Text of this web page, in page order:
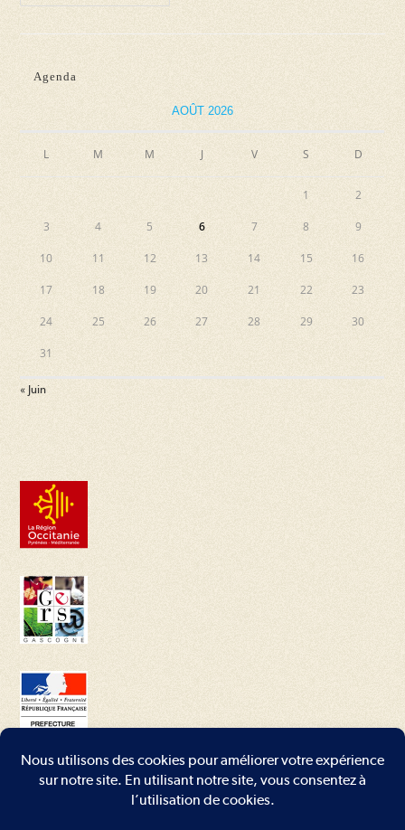
Commerces
Agenda
AOÛT 2026
L M M J V S D
1 2
3 4 5 6 7 8 9
10 11 12 13 14 15 16
17 18 19 20 21 22 23
24 25 26 27 28 29 30
31
« Juin